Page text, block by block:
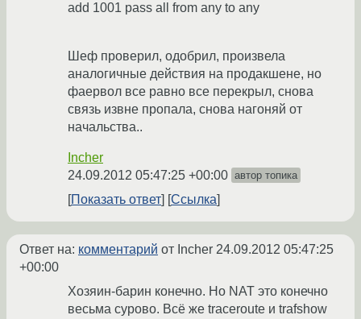
add 1001 pass all from any to any
Шеф проверил, одобрил, произвела
аналогичные действия на продакшене, но
фаервол все равно все перекрыл, снова
связь извне пропала, снова нагоняй от
начальства..
Incher
24.09.2012 05:47:25 +00:00 автор топика
Показать ответ Ссылка
Ответ на: комментарий от Incher 24.09.2012 05:47:25
+00:00
Хозяин-барин конечно. Но NAT это конечно
весьма сурово. Всё же traceroute и trafshow